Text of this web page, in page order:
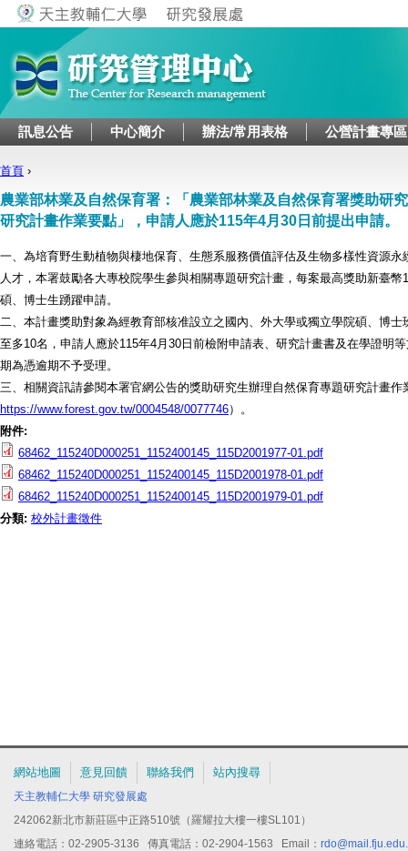
Jump to navigation
訊息公告 中心簡介 辦法/常用表格 公營計畫專區
您在這裡
首頁 ›
農業部林業及自然保育署：「農業部林業及自然保育署獎助研
研究計畫作業要點」，申請人應於115年4月30日前提出申請。
一、為培育野生動植物與棲地保育、生態系服務價值評估及生物多樣性資源永
人才，本署鼓勵各大專校院學生參與相關專題研究計畫，每案最高獎助新臺幣
碩、博士生踴躍申請。
二、本計畫獎助對象為經教育部核准設立之國內、外大學或獨立學院碩、博士
至多10名，申請人應於115年4月30日前檢附申請表、研究計畫書及在學證明
期為憑逾期不予受理。
三、相關資訊請參閱本署官網公告的獎助研究生辦理自然保育專題研究計畫作
https://www.forest.gov.tw/0004548/0077746）。
附件:
68462_115240D000251_1152400145_115D2001977-01.pdf
68462_115240D000251_1152400145_115D2001978-01.pdf
68462_115240D000251_1152400145_115D2001979-01.pdf
分類: 校外計畫徵件
網站地圖 意見回饋 聯絡我們 站內搜尋
天主教輔仁大學 研究發展處
242062新北市新莊區中正路510號（羅耀拉大樓一樓SL101）
連絡電話：02-2905-3136 傳真電話：02-2904-1563 Email：